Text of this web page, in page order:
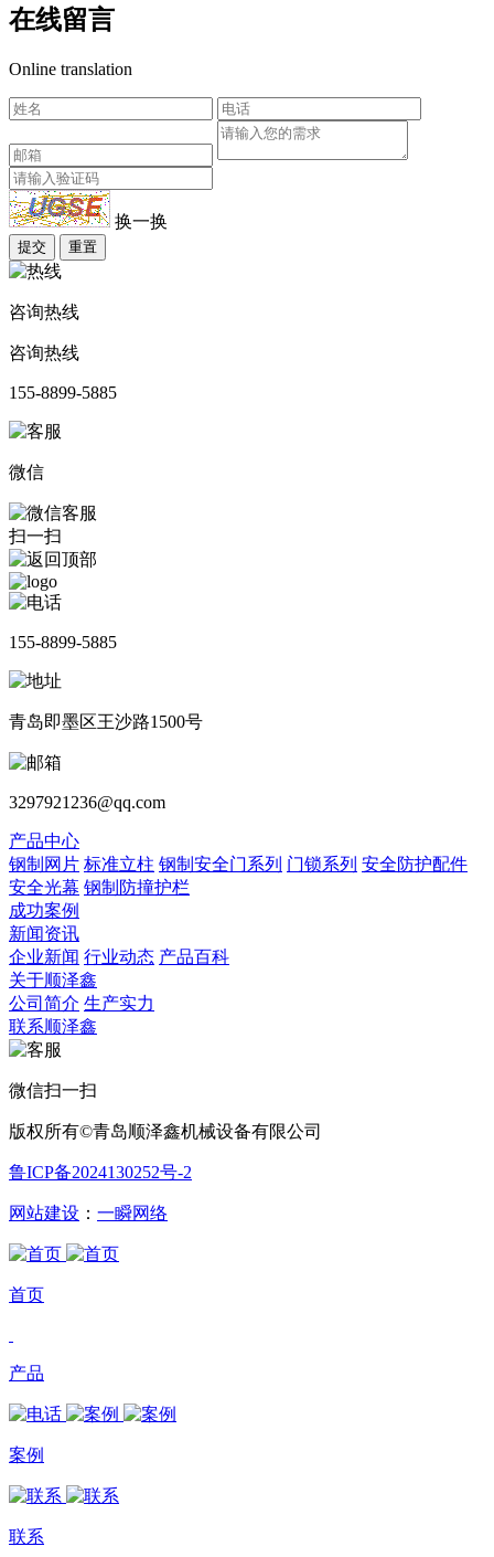
在线留言
Online translation
换一换
提交 重置
咨询热线
咨询热线
155-8899-5885
微信
扫一扫
155-8899-5885
青岛即墨区王沙路1500号
3297921236@qq.com
产品中心
钢制网片 标准立柱 钢制安全门系列 门锁系列 安全防护配件
安全光幕 钢制防撞护栏
成功案例
新闻资讯
企业新闻 行业动态 产品百科
关于顺泽鑫
公司简介 生产实力
联系顺泽鑫
微信扫一扫
版权所有©青岛顺泽鑫机械设备有限公司
鲁ICP备2024130252号-2
网站建设 ： 一瞬网络
首页
产品
案例
联系